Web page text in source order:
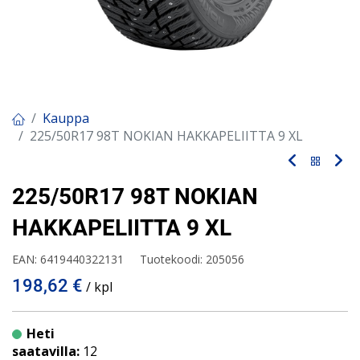
Kauppa
225/50R17 98T NOKIAN HAKKAPELIITTA 9 XL
225/50R17 98T NOKIAN
HAKKAPELIITTA 9 XL
EAN: 6419440322131 Tuotekoodi: 205056
198,62 € / kpl
Heti
saatavilla: 12